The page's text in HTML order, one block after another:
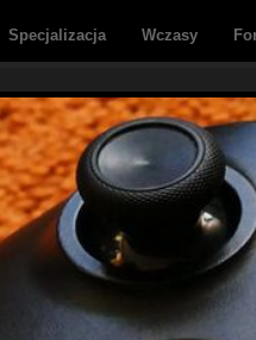
Specjalizacja Wczasy